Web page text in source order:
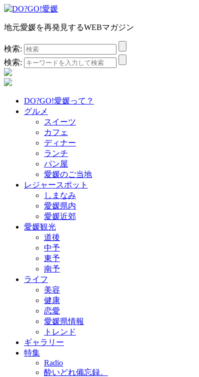
地元愛媛を再発見するWEBマガジン
検索:
検索:
DO?GO!愛媛って？
グルメ
スイーツ
カフェ
ディナー
ランチ
パン屋
愛媛のご当地
レジャースポット
しまなみ
愛媛県内
愛媛近郊
愛媛観光
道後
中予
東予
南予
ライフ
美容
健康
恋愛
愛媛県情報
トレンド
ギャラリー
特集
Radio
酔いどれ備忘録。